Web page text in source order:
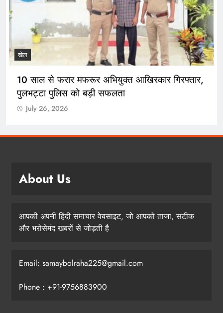
खेल
10 साल से फरार मफरूर अभियुक्त आखिरकार गिरफ्तार,
पुलभट्टा पुलिस को बड़ी सफलता
July 26, 2026
About Us
आपकी अपनी हिंदी समाचार वेबसाइट, जो आपको ताजा, सटीक
और भरोसेमंद खबरों से जोड़ती है
Email: samaybolraha225@gmail.com
Phone : +91-9756883900